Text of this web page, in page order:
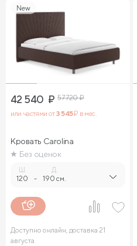
New
42 540 ₽ 57 720₽
или частями от3 545₽ в мес.
Кровать Carolina
Без оценок
120 -
Д.
190 см.
Доступно онлайн, доставка 21
августа